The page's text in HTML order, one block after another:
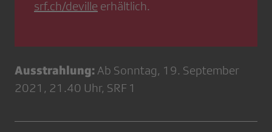
srf.ch/deville erhältlich.
Ausstrahlung: Ab Sonntag, 19. September
2021, 21.40 Uhr, SRF 1